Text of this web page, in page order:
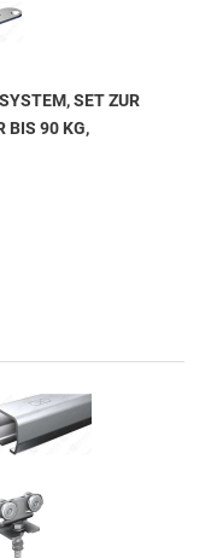
SET ZUR
BIS 90 KG,